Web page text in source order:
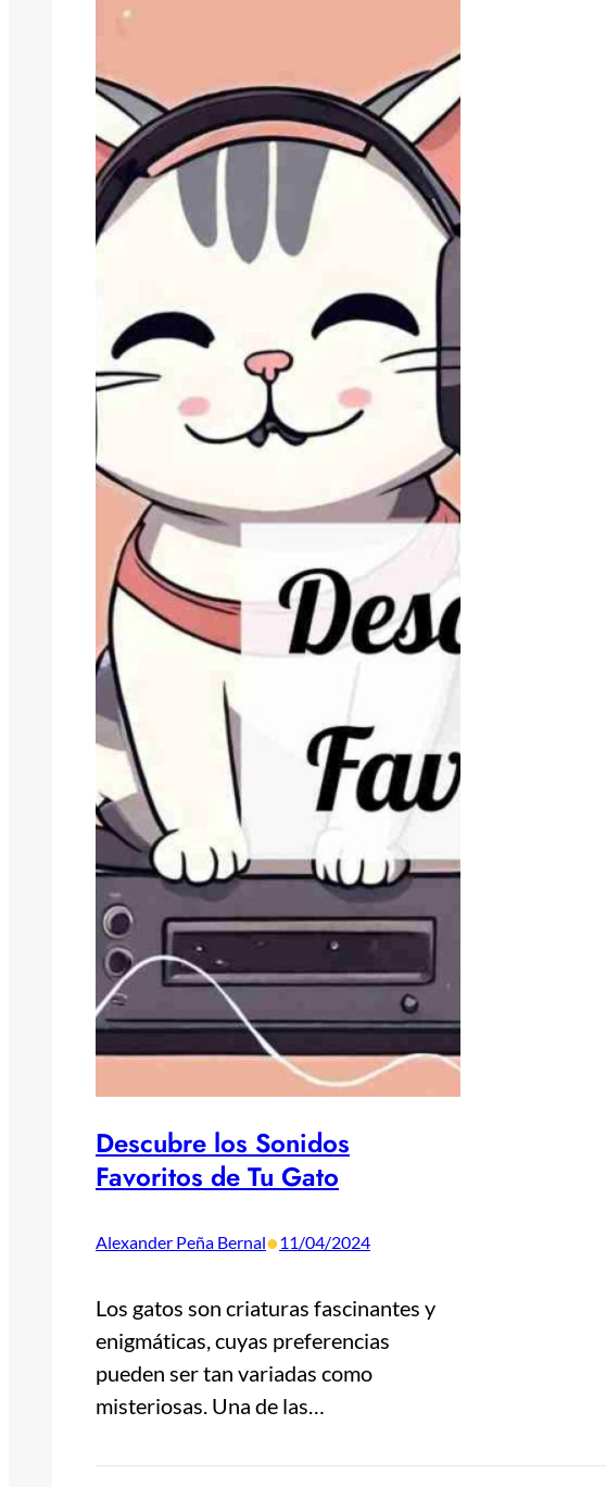
Descubre los Sonidos
Favoritos de Tu Gato
Alexander Peña Bernal•11/04/2024
Los gatos son criaturas fascinantes y
enigmáticas, cuyas preferencias
pueden ser tan variadas como
misteriosas. Una de las…